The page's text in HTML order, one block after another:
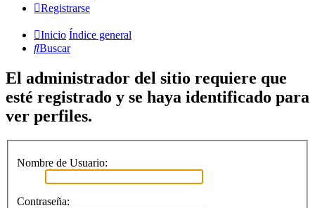
Registrarse
Inicio Índice general
Buscar
El administrador del sitio requiere que
esté registrado y se haya identificado para
ver perfiles.
Nombre de Usuario:
Contraseña: